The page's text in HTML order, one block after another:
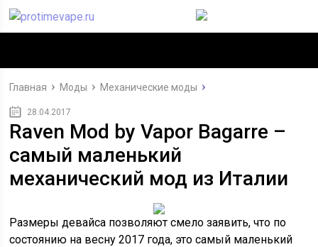
Главная Моды Механические моды
28.04.2017
Raven Mod by Vapor Bagarre –
самый маленький
механический мод из Италии
Размеры девайса позволяют смело заявить, что по
состоянию на весну 2017 года, это самый маленький